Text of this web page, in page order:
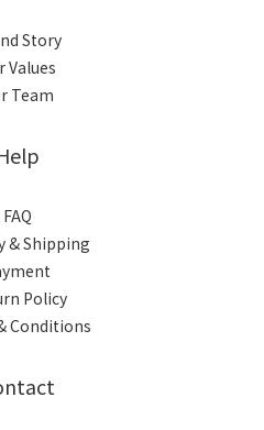
Story
Values
Team
FAQ
& Shipping
Policy
Conditions